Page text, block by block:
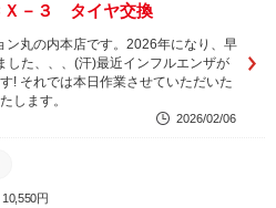
－３ タイヤ交換
ン丸の内本店です。2026年になり、早
した、、、(汗)最近インフルエンザが
! それでは本日作業させていただいた
します。
2026/02/06
10,550円